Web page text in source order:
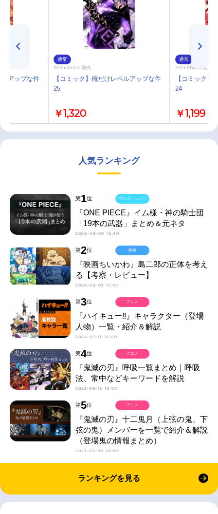
アップな件
通常
2026/06/23 発売
【コミック】俺だけレベルアップな件
25
￥1,320
通常
2026/03/23 発売
【コミック】
24
￥1,199
人気ランキング
第1位
『ONE PIECE』イム様・神の騎士団
「19本の武器」まとめ＆元ネタ
2026-08-06 16:30
マンガ・ラノベ
第2位
『映画ちいかわ』島二郎の正体を考え
る【考察・レビュー】
2026-08-03 12:00
映画
第3位
『ハイキュー!!』キャラクター（登場
人物）一覧・紹介＆解説
2024-03-11 16:00
アニメ
第4位
『鬼滅の刃』呼吸一覧まとめ｜呼吸
法、常中などキーワードを解説
2023-06-15 19:00
アニメ
第5位
『鬼滅の刃』十二鬼月（上弦の鬼、下
弦の鬼）メンバーを一覧で紹介＆解説
（登場鬼の情報まとめ）
2023-06-20 00:00
アニメ
ランキングを見る